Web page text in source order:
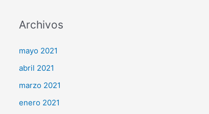
Archivos
mayo 2021
abril 2021
marzo 2021
enero 2021